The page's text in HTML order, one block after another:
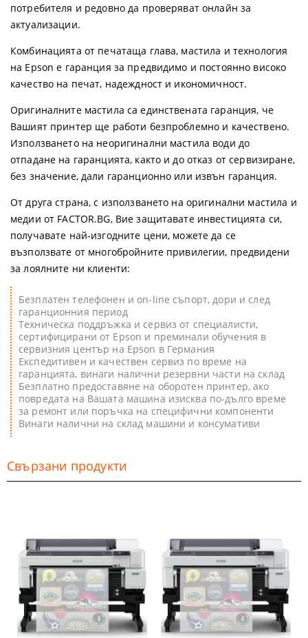
потребителя и редовно да проверяват онлайн за
актуализации.
Комбинацията от печатаща глава, мастила и технология
на Epson е гаранция за предвидимо и постоянно високо
качество на печат, надеждност и икономичност.
Оригиналните мастила са единствената гаранция, че
Вашият принтер ще работи безпроблемно и качествено.
Използването на неоригинални мастила води до
отпадане на гаранцията, както и до отказ от сервизиране,
без значение, дали гаранционно или извън гаранция.
От друга страна, с използването на оригинални мастила и
медии от FACTOR.BG, Вие защитавате инвестицията си,
получавате най-изгодните цени, можете да се
възползвате от многобройните привилегии, предвидени
за лоялните ни клиенти:
Безплатен телефонен и on-line съпорт, дори и след
гаранционния период
Техническа поддръжка и сервиз от специалисти,
сертифицирани от Epson и преминали обучения в
сервизния център на Epson в Германия
Експедитивен и качествен сервиз по време на
гаранцията, винаги налични резервни части на склад
Безплатно предоставяне на оборотен принтер, ако
повредата на Вашата машина изисква по-дълго време
за ремонт или поръчка на специфични компоненти
Винаги налични на склад машини и консумативи
Свързани продукти